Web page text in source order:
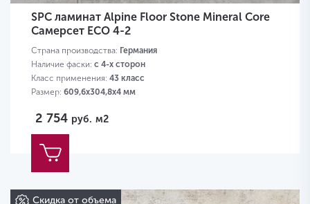
SPC ламинат Alpine Floor Stone Mineral Core
Самерсет ЕСО 4-2
Страна производства: Германия
Наличие фаски: с 4-х сторон
Класс применения: 43 класс
Размер: 609,6х304,8х4 мм
2 754 руб. м2
Скидка от объема